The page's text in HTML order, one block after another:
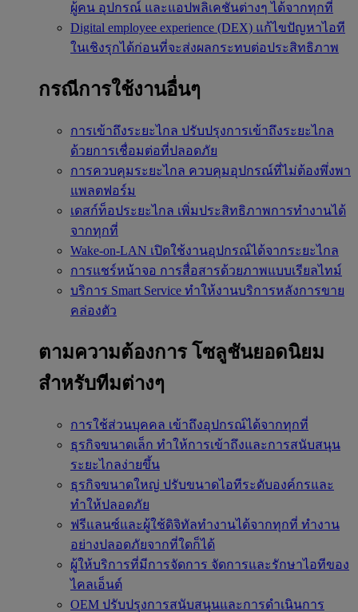
ผู้คน อุปกรณ์ และแอปพลิเคชันต่างๆ ได้จากทุกที่
Digital employee experience (DEX) แก้ไขปัญหาไอที
ในเชิงรุกได้ก่อนที่จะส่งผลกระทบต่อประสิทธิภาพ
กรณีการใช้งานอื่นๆ
การเข้าถึงระยะไกล ปรับปรุงการเข้าถึงระยะไกล
ด้วยการเชื่อมต่อที่ปลอดภัย
การควบคุมระยะไกล ควบคุมอุปกรณ์ที่ไม่ต้องพึ่งพา
แพลตฟอร์ม
เดสก์ท็อประยะไกล เพิ่มประสิทธิภาพการทำงานได้
จากทุกที่
Wake-on-LAN เปิดใช้งานอุปกรณ์ได้จากระยะไกล
การแชร์หน้าจอ การสื่อสารด้วยภาพแบบเรียลไทม์
บริการ Smart Service ทำให้งานบริการหลังการขาย
คล่องตัว
ตามความต้องการ โซลูชันยอดนิยม
สำหรับทีมต่างๆ
การใช้ส่วนบุคคล เข้าถึงอุปกรณ์ได้จากทุกที่
ธุรกิจขนาดเล็ก ทำให้การเข้าถึงและการสนับสนุน
ระยะไกลง่ายขึ้น
ธุรกิจขนาดใหญ่ ปรับขนาดไอทีระดับองค์กรและ
ทำให้ปลอดภัย
ฟรีแลนซ์และผู้ใช้ดิจิทัลทำงานได้จากทุกที่ ทำงาน
อย่างปลอดภัยจากที่ใดก็ได้
ผู้ให้บริการที่มีการจัดการ จัดการและรักษาไอทีของ
ไคลเอ็นต์
OEM ปรับปรุงการสนับสนุนและการดำเนินการ